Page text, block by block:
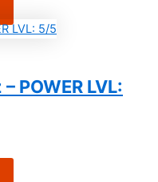
POWER LVL: